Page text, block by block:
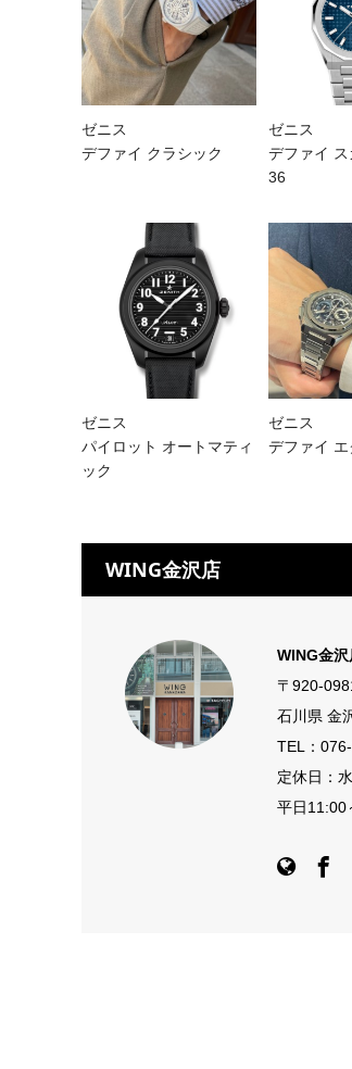
ゼニス
デファイ クラシック
ゼニス
デファイ
36
ゼニス
パイロット オートマティ
ック
ゼニス
デファイ
WING金沢店
WING金沢
〒920-
石川県 金
TEL：
定休日：
平日